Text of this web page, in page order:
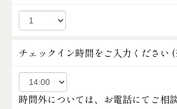
チェックイン時間をご入力ください (
時間外については、お電話にてご相